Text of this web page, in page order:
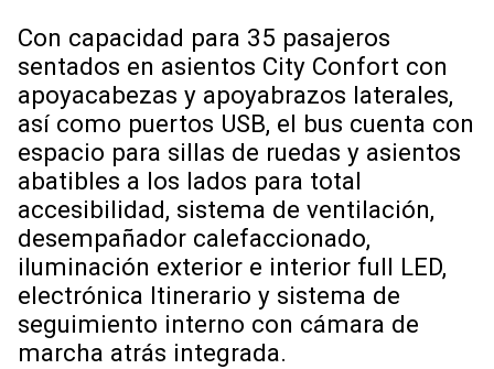
Con capacidad para 35 pasajeros
sentados en asientos City Confort con
apoyacabezas y apoyabrazos laterales,
así como puertos USB, el bus cuenta con
espacio para sillas de ruedas y asientos
abatibles a los lados para total
accesibilidad, sistema de ventilación,
desempañador calefaccionado,
iluminación exterior e interior full LED,
electrónica Itinerario y sistema de
seguimiento interno con cámara de
marcha atrás integrada.